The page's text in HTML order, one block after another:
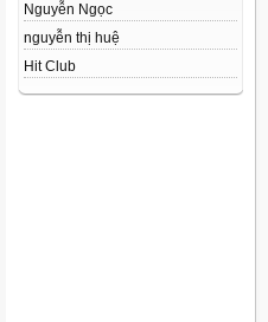
Nguyễn Ngọc
nguyễn thị huệ
Hit Club